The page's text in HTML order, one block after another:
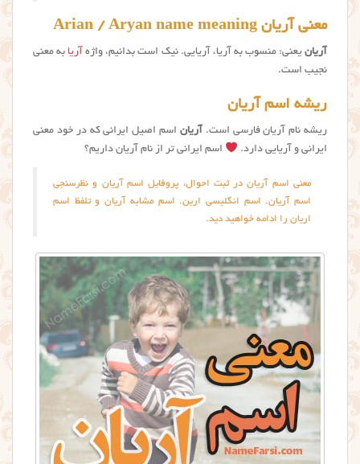
معنی آریان Arian / Aryan name meaning
آریانیعنی: منسوب به آریا، آریایی. نیک است بدانیم، واژه آریابه معنی
نجیب است.
ریشه اسم آریان
ریشه نام آریان فارسی است. آریان اسم اصیل ایرانی که در خود معنی
ایرانی و آریایی دارد.
اسم ایرانی تر از نام آریان داریم؟
معنی اسم آریان در ثبت احوال، پروفایل اسم آریان و نظرسنجی
اسم آریان. اسم انگلیسی ارین. اسم مشابه آریان و تلفظ اسم
اریان را ادامه خواهید دید.